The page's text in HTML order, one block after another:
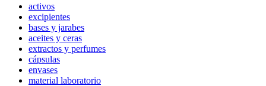
activos
excipientes
bases y jarabes
aceites y ceras
extractos y perfumes
cápsulas
envases
material laboratorio